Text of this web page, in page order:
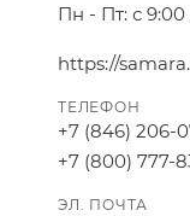
Пн - Пт: с 9:00
https://
ТЕЛЕФОН
+7 (846) 206-
+7 (800) 777-
ЭЛ. ПОЧТА